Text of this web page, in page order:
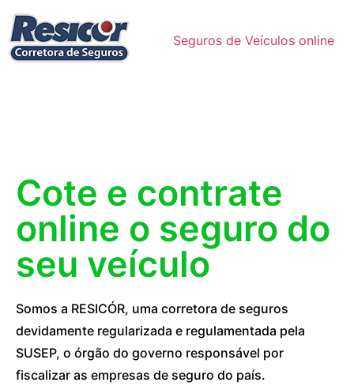
Seguros de Veículos online
Cote e contrate
online o seguro do
seu veículo
Somos a RESICÓR, uma corretora de seguros
devidamente regularizada e regulamentada pela
SUSEP, o órgão do governo responsável por
fiscalizar as empresas de seguro do país.